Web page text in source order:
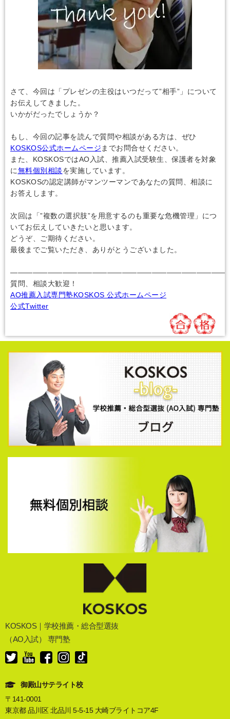
さて、今回は「プレゼンの主役はいつだって”相手”」について
お伝えしてきました。
いかがだったでしょうか？
もし、今回の記事を読んで質問や相談がある方は、ぜひ
KOSKOS公式ホームページ までお問合せください。
また、KOSKOSではAO入試、推薦入試受験生、保護者を対象
に無料個別相談を実施しています。
KOSKOSの認定講師がマンツーマンであなたの質問、相談に
お答えします。
次回は「”複数の選択肢”を用意するのも重要な危機管理」につ
いてお伝えしていきたいと思います。
どうぞ、ご期待ください。
最後までご覧いただき、ありがとうございました。
質問、相談大歓迎！
AO推薦入試専門塾KOSKOS 公式ホームページ
公式Twitter
KOSKOS｜学校推薦・総合型選抜
（AO入試） 専門塾
御殿山サテライト校
〒141-0001
東京都 品川区 北品川 5-5-15 大崎ブライトコア4F